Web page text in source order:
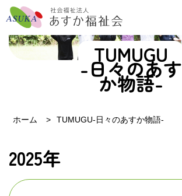
TUMUGU
-日々のあす
か物語-
ホーム TUMUGU-日々のあすか物語-
2025年